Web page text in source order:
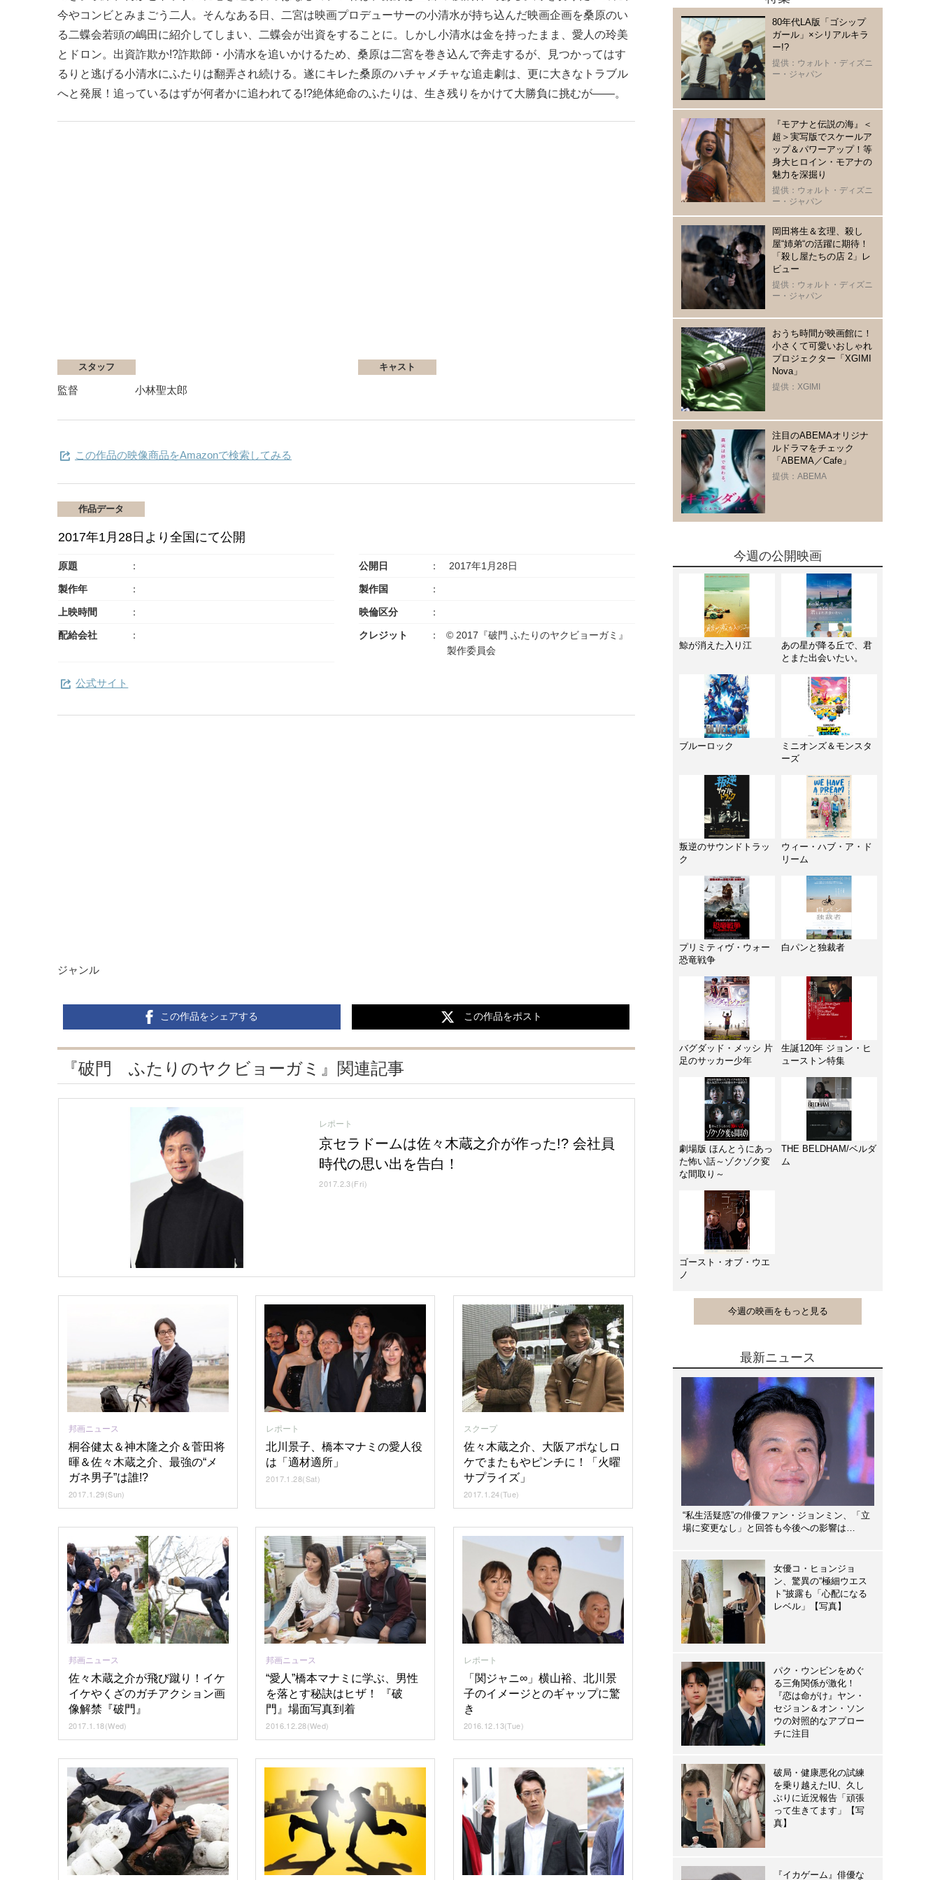
今やコンビとみまごう二人。そんなある日、二宮は映画プロデューサーの小清水が持ち込んだ映画企画を桑原のい
る二蝶会若頭の嶋田に紹介してしまい、二蝶会が出資をすることに。しかし小清水は金を持ったまま、愛人の玲美
とドロン。出資詐欺か!?詐欺師・小清水を追いかけるため、桑原は二宮を巻き込んで奔走するが、見つかってはす
るりと逃げる小清水にふたりは翻弄され続ける。遂にキレた桑原のハチャメチャな追走劇は、更に大きなトラブル
へと発展！追っているはずが何者かに追われてる!?絶体絶命のふたりは、生き残りをかけて大勝負に挑むが――。
スタッフ
監督 小林聖太郎
キャスト
この作品の映像商品をAmazonで検索してみる
作品データ
2017年1月28日より全国にて公開
原題 公開日 2017年1月28日
製作年 製作国
上映時間 映倫区分
配給会社 クレジット
© 2017『破門 ふたりのヤクビョーガミ』
製作委員会
公式サイト
ジャンル
この作品をシェアする この作品をポスト
『破門 ふたりのヤクビョーガミ』関連記事
レポート
京セラドームは佐々木蔵之介が作った!? 会社員
時代の思い出を告白！
2017.2.3(Fri)
邦画ニュース
桐谷健太＆神木隆之介＆菅田将
暉＆佐々木蔵之介、最強の“メ
ガネ男子”は誰!?
2017.1.29(Sun)
レポート
北川景子、橋本マナミの愛人役
は「適材適所」
2017.1.28(Sat)
スクープ
佐々木蔵之介、大阪アポなしロ
ケでまたもやピンチに！「火曜
サプライズ」
2017.1.24(Tue)
邦画ニュース
佐々木蔵之介が飛び蹴り！イケ
イケやくざのガチアクション画
像解禁『破門』
2017.1.18(Wed)
邦画ニュース
“愛人”橋本マナミに学ぶ、男性
を落とす秘訣はヒザ！ 『破
門』場面写真到着
2016.12.28(Wed)
レポート
「関ジャニ∞」横山裕、北川景
子のイメージとのギャップに驚
き
2016.12.13(Tue)
80年代LA版「ゴシップ
ガール」×シリアルキラ
ー!?
提供：ウォルト・ディズニ
ー・ジャパン
『モアナと伝説の海』＜
超＞実写版でスケールア
ップ＆パワーアップ！等
身大ヒロイン・モアナの
魅力を深掘り
提供：ウォルト・ディズニ
ー・ジャパン
岡田将生＆玄理、殺し
屋“姉弟“の活躍に期待！
「殺し屋たちの店 2」レ
ビュー
提供：ウォルト・ディズニ
ー・ジャパン
おうち時間が映画館に！
小さくて可愛いおしゃれ
プロジェクター「XGIMI
Nova」
提供：XGIMI
注目のABEMAオリジナ
ルドラマをチェック
「ABEMA／Cafe」
提供：ABEMA
今週の公開映画
鯨が消えた入り江
あの星が降る丘で、君
とまた出会いたい。
ブルーロック
ミニオンズ＆モンスタ
ーズ
叛逆のサウンドトラッ
ク
ウィー・ハブ・ア・ド
リーム
プリミティヴ・ウォー
恐竜戦争
白パンと独裁者
バグダッド・メッシ 片
足のサッカー少年
生誕120年 ジョン・ヒ
ューストン特集
劇場版 ほんとうにあっ
た怖い話～ゾクゾク変
な間取り～
THE BELDHAM/ベルダ
ム
ゴースト・オブ・ウエ
ノ
今週の映画をもっと見る
最新ニュース
“私生活疑惑”の俳優ファン・ジョンミン、「立
場に変更なし」と回答も今後への影響は…
女優コ・ヒョンジョ
ン、驚異の“極細ウエス
ト”披露も「心配になる
レベル」【写真】
パク・ウンビンをめぐ
る三角関係が激化！
『恋は命がけ』ヤン・
セジョン＆オン・ソン
ウの対照的なアプロー
チに注目
破局・健康悪化の試練
を乗り越えたIU、久し
ぶりに近況報告「頑張
って生きてます」【写
真】
『イカゲーム』俳優な